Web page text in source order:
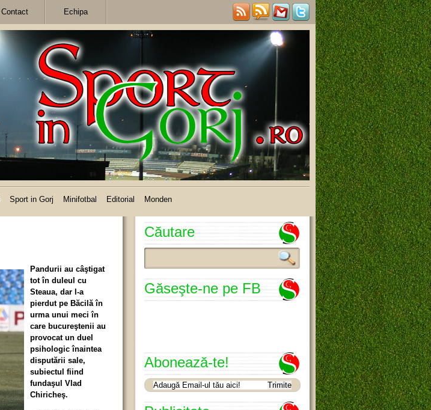
Contact Echipa
Sport in Gorj Minifotbal Editorial Monden
Pandurii au câştigat
tot în duleul cu
Steaua, dar l-a
pierdut pe Băcilă în
urma unui meci în
care bucureştenii au
provocat un duel
psihologic înaintea
disputării sale,
subiectul fiind
fundaşul Vlad
Chiricheş.
Căutare
Găseşte-ne pe FB
Abonează-te!